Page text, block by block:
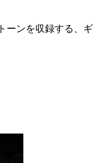
ーンを収録する、ギ